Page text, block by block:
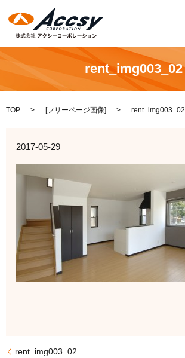
rent_img003_02
TOP [フリーページ画像] rent_img003_02
2017-05-29
rent_img003_02